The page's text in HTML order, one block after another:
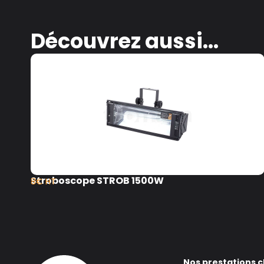
Découvrez aussi...
Stroboscope STROB 1500W
8€ HT